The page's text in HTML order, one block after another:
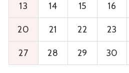
13 14 15 16
20 21 22 23
27 28 29 30